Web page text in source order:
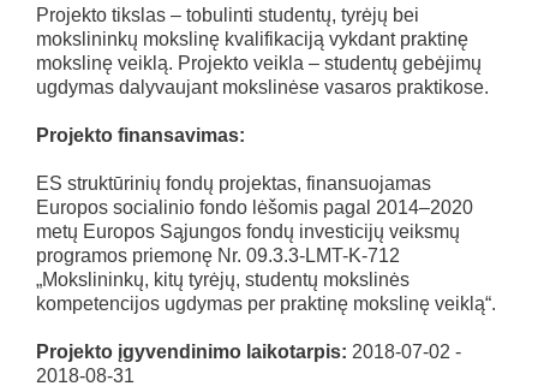
Projekto tikslas – tobulinti studentų, tyrėjų bei
mokslininkų mokslinę kvalifikaciją vykdant praktinę
mokslinę veiklą. Projekto veikla – studentų gebėjimų
ugdymas dalyvaujant mokslinėse vasaros praktikose.
Projekto finansavimas:
ES struktūrinių fondų projektas, finansuojamas
Europos socialinio fondo lėšomis pagal 2014–2020
metų Europos Sąjungos fondų investicijų veiksmų
programos priemonę Nr. 09.3.3-LMT-K-712
„Mokslininkų, kitų tyrėjų, studentų mokslinės
kompetencijos ugdymas per praktinę mokslinę veiklą“.
Projekto įgyvendinimo laikotarpis: 2018-07-02 -
2018-08-31